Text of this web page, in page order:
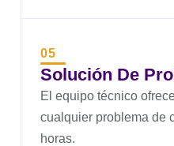
05
Solución De
El equipo técnico
cualquier problema de
horas.